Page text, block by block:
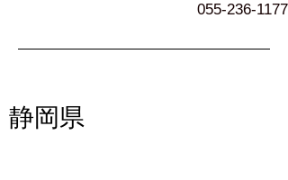
055-236-1177
静岡県